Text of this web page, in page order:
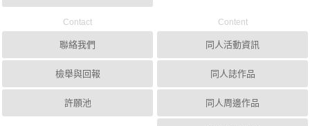
Contact
聯絡我們
檢舉與回報
許願池
Content
同人活動資訊
同人誌作品
同人周邊作品